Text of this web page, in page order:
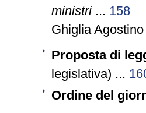
ministri... 158
Ghiglia
Proposta di
legislativa) ...
Ordine del